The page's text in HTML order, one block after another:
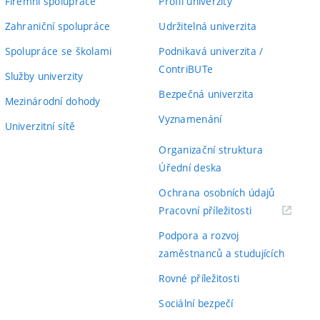
Zahraniční spolupráce
Spolupráce se školami
Služby univerzity
Mezinárodní dohody
Univerzitní sítě
Udržitelná univerzita
Podnikavá univerzita /
ContriBUTe
Bezpečná univerzita
Vyznamenání
Organizační struktura
Úřední deska
Ochrana osobních údajů
Pracovní příležitosti(externí
Podpora a rozvoj
zaměstnanců a studujících
Rovné příležitosti
Sociální bezpečí